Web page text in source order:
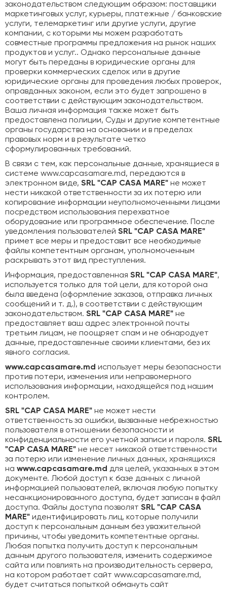
законодательством следующим образом: поставщики
маркетинговых услуг, курьеры, платежные / банковские
услуги, телемаркетинг или другие услуги, другие
компании, с которыми мы можем разработать
совместные программы предложения на рынок наших
продуктов и услуг.. Однако персональные данные
могут быть переданы в юридические органы для
проверки коммерческих сделок или в другие
юридические органы для проведения любых проверок,
оправданных законом, если это будет запрошено в
соответствии с действующим законодательством.
Ваша личная информация также может быть
предоставлена полиции, Суды и другие компетентные
органы государства на основании и в пределах
правовых норм и в результате четко
сформулированных требований.
В связи с тем, как персональные данные, хранящиеся в
системе www.capcasamare.md, передаются в
электронном виде, SRL "CAP CASA MARE" не может
нести никакой ответственности за их потерю или
копирование информации неуполномоченными лицами
посредством использования перехватное
оборудование или программное обеспечение. После
уведомления пользователей SRL "CAP CASA MARE"
примет все меры и предоставит все необходимые
файлы компетентным органам, уполномоченным
раскрывать этот вид преступления.
Информация, предоставленная SRL "CAP CASA MARE",
используется только для той цели, для которой она
была введена (оформление заказов, отправка личных
сообщений и т. д.), в соответствии с действующим
законодательством. SRL "CAP CASA MARE" не
предоставляет ваш адрес электронной почты
третьим лицам, не поощряет спам и не обнародует
данные, предоставленные своими клиентами, без их
явного согласия.
www.capcasamare.md использует меры безопасности
против потери, изменения или неправомерного
использования информации, находящейся под нашим
контролем.
SRL "CAP CASA MARE" не может нести
ответственность за ошибки, вызванные небрежностью
пользователя в отношении безопасности и
конфиденциальности его учетной записи и пароля. SRL
"CAP CASA MARE" не несет никакой ответственности
за потерю или изменение личных данных, хранящихся
на www.capcasamare.md для целей, указанных в этом
документе. Любой доступ к базе данных с личной
информацией пользователей, включая любую попытку
несанкционированного доступа, будет записан в файл
доступа. Файлы доступа позволят SRL "CAP CASA
MARE" идентифицировать лиц, которые получили
доступ к персональным данным без уважительной
причины, чтобы уведомить компетентные органы.
Любая попытка получить доступ к персональным
данным другого пользователя, изменить содержимое
сайта или повлиять на производительность сервера,
на котором работает сайт www.capcasamare.md,
будет считаться попыткой обмануть сайт